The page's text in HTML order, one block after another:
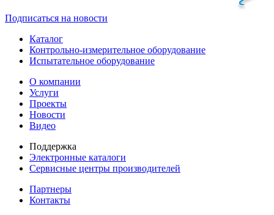
Подписаться на новости
Каталог
Контрольно-измерительное оборудование
Испытательное оборудование
О компании
Услуги
Проекты
Новости
Видео
Поддержка
Электронные каталоги
Сервисные центры производителей
Партнеры
Контакты